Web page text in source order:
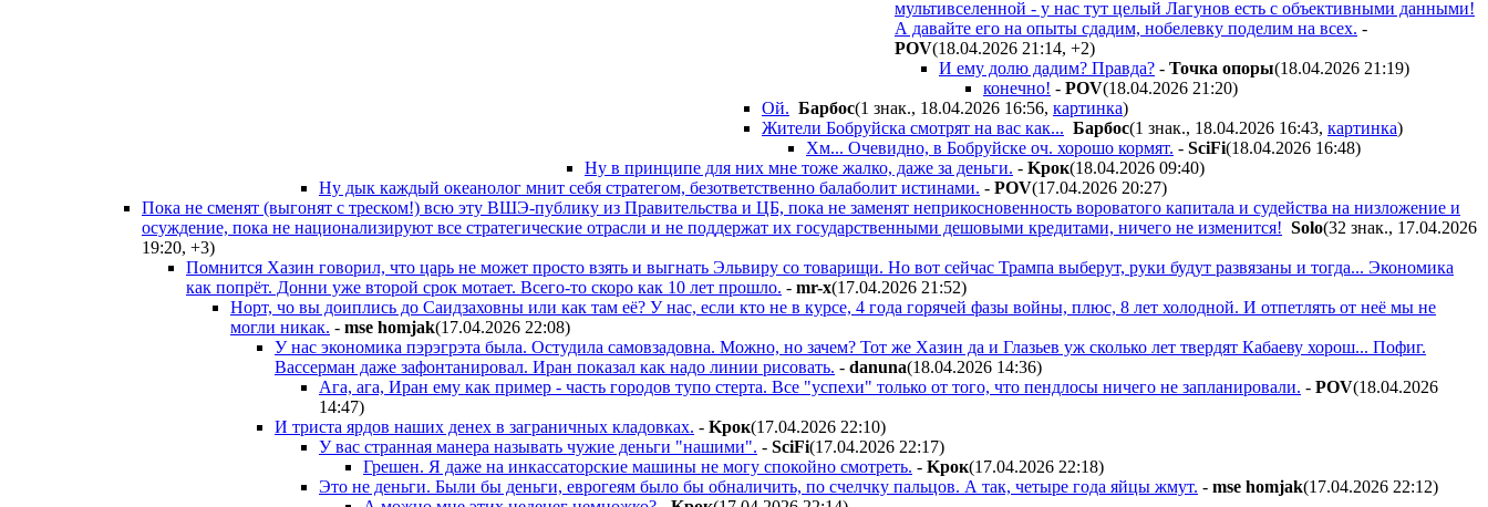
мультивселенной - у нас тут целый Лагунов есть с объективными данными!
А давайте его на опыты сдадим, нобелевку поделим на всех. -
POV(18.04.2026 21:14, +2)
И ему долю дадим? Правда? - Toчкa oпopы(18.04.2026 21:19)
конечно! - POV(18.04.2026 21:20)
Ой. Бapбoc(1 знак., 18.04.2026 16:56, картинка)
Жители Бобруйска смотрят на вас как... Бapбoc(1 знак., 18.04.2026 16:43, картинка)
Хм... Очевидно, в Бобруйске оч. хорошо кормят. - SciFi(18.04.2026 16:48)
Ну в принципе для них мне тоже жалко, даже за деньги. - Kpoк(18.04.2026 09:40)
Ну дык каждый океанолог мнит себя стратегом, безответственно балаболит истинами. - POV(17.04.2026 20:27)
Пока не сменят (выгонят с треском!) всю эту ВШЭ-публику из Правительства и ЦБ, пока не заменят неприкосновенность вороватого капитала и судейства на низложение и
осуждение, пока не национализируют все стратегические отрасли и не поддержат их государственными дешовыми кредитами, ничего не изменится! Solo(32 знак., 17.04.2026
19:20, +3)
Помнится Хазин говорил, что царь не может просто взять и выгнать Эльвиру со товарищи. Но вот сейчас Трампа выберут, руки будут развязаны и тогда... Экономика
как попрёт. Донни уже второй срок мотает. Всего-то скоро как 10 лет прошло. - mr-x(17.04.2026 21:52)
Норт, чо вы доиплись до Саидзаховны или как там её? У нас, если кто не в курсе, 4 года горячей фазы войны, плюс, 8 лет холодной. И отпетлять от неё мы не
могли никак. - mse homjak(17.04.2026 22:08)
У нас экономика пэрэгрэта была. Остудила самовзадовна. Можно, но зачем? Тот же Хазин да и Глазьев уж сколько лет твердят Кабаеву хорош... Пофиг.
Вассерман даже зафонтанировал. Иран показал как надо линии рисовать. - danuna(18.04.2026 14:36)
Ага, ага, Иран ему как пример - часть городов тупо стерта. Все "успехи" только от того, что пендлосы ничего не запланировали. - POV(18.04.2026
14:47)
И триста ярдов наших денех в заграничных кладовках. - Kpoк(17.04.2026 22:10)
У вас странная манера называть чужие деньги "нашими". - SciFi(17.04.2026 22:17)
Грешен. Я даже на инкассаторские машины не могу спокойно смотреть. - Kpoк(17.04.2026 22:18)
Это не деньги. Были бы деньги, еврогеям было бы обналичить, по счелчку пальцов. А так, четыре года яйцы жмут. - mse homjak(17.04.2026 22:12)